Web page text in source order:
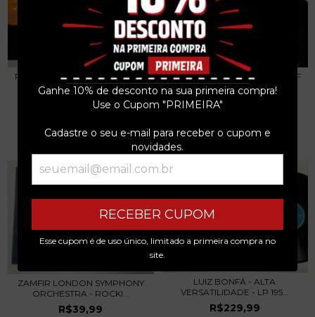
Ganhe 10% de desconto na sua primeira compra!
Use o Cupom "PRIMEIRA"
Cadastre o seu e-mail para receber o cupom e
novidades.
RECEBER CUPOM
Esse cupom é de uso único, limitado a primeira compra no
site.
POCO - THE VERY BEST - 2 LPS
1975
R$79,99
x de R$26,66
CHRIS DE BURGH - POWER OF
TEN - LP 1992
R$49,99
x de
ZAMFIR LONDON SYMPHONY
ORCHESTRA - ROCKI...
R$39,99
LUIZ BONFÁ - ALTA
VERSATILIDADE - LP 195...
R$229,99